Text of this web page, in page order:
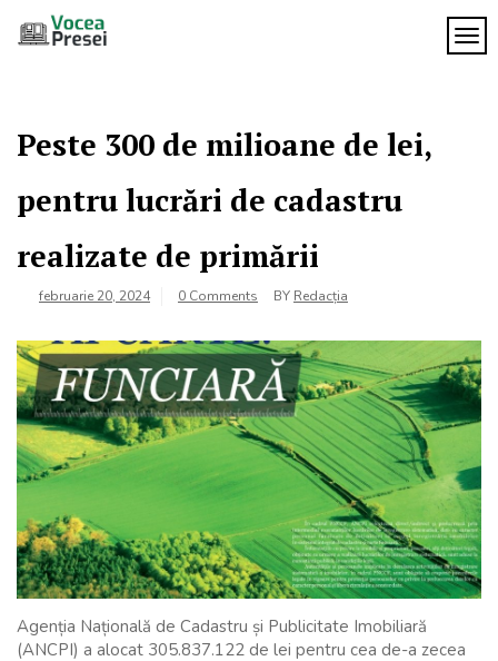
Peste 300 de milioane de lei,
pentru lucrări de cadastru
realizate de primării
februarie 20, 2024 0 Comments BY Redacția
Agenția Națională de Cadastru și Publicitate Imobiliară
(ANCPI) a alocat 305.837.122 de lei pentru cea de-a zecea